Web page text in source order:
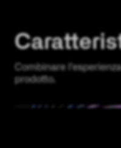
Combinare
prodotto.